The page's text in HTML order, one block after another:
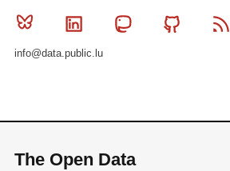
Bluesky Linkedin MastodonGithub
info@data.public.lu
The Open Data